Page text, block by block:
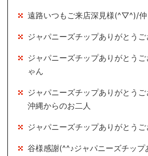
遠路いつもご来店深見様(^▽^)/
ジャパニーズチップありがとう
ジャパニーズチップありがとう
ゃん
ジャパニーズチップありがとう
沖縄からのお二人
ジャパニーズチップありがとう
谷様感謝(^^♪ジャパニーズチップ